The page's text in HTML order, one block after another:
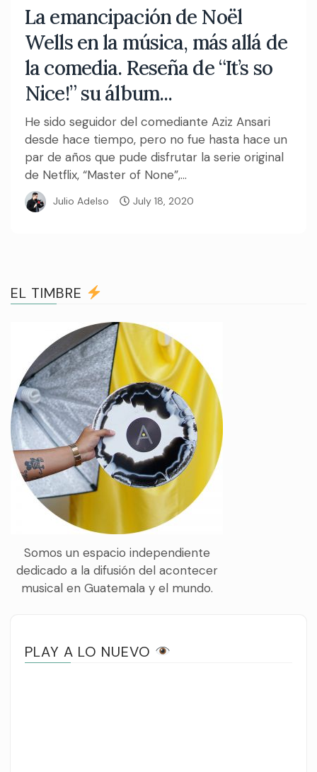
La emancipación de Noël
Wells en la música, más allá de
la comedia. Reseña de “It’s so
Nice!” su álbum...
He sido seguidor del comediante Aziz Ansari
desde hace tiempo, pero no fue hasta hace un
par de años que pude disfrutar la serie original
de Netflix, “Master of None”,...
Julio Adelso July 18, 2020
EL TIMBRE
Somos un espacio independiente
dedicado a la difusión del acontecer
musical en Guatemala y el mundo.
PLAY A LO NUEVO